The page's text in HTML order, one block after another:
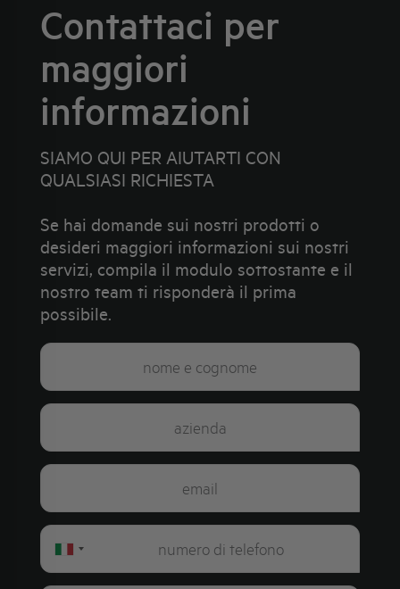
Contattaci per
maggiori
informazioni
SIAMO QUI PER AIUTARTI CON
QUALSIASI RICHIESTA
Se hai domande sui nostri prodotti o
desideri maggiori informazioni sui nostri
servizi, compila il modulo sottostante e il
nostro team ti risponderà il prima
possibile.
Italy